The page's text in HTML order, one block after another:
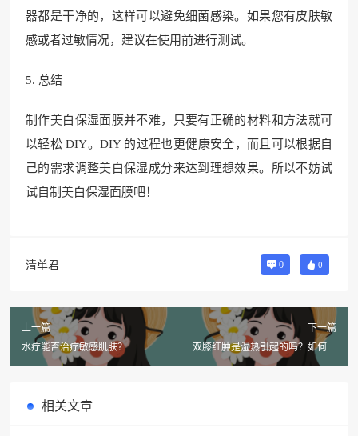
器都是干净的，这样可以避免细菌感染。如果您有皮肤敏
感或者过敏情况，建议在使用前进行测试。
5. 总结
制作美白保湿面膜并不难，只要有正确的材料和方法就可
以轻松 DIY。DIY 的过程也更健康安全，而且可以根据自
己的需求调整美白保湿成分来达到理想效果。所以不妨试
试自制美白保湿面膜吧！
清单君 0 0
上一篇
水疗能否治疗敏感肌肤？
下一篇
双膝红肿是湿热引起的吗？如何治
疗？
相关文章